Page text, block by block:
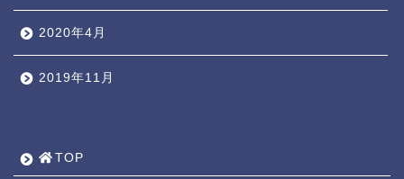
2020年4月
2019年11月
TOP